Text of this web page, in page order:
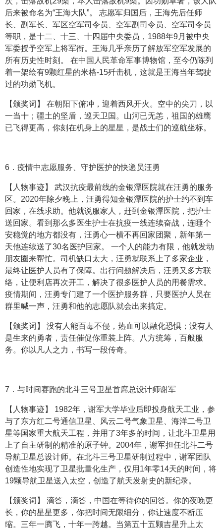
后来被命名为“王海大队”。 志愿军归国后，王海先后任师
长、副军长、军区空军司令员、空军副司令员、空军司令员
等职，是十二、十三、十四届中央委员，1988年9月被中央
军委授予空军上将军衔。王海几乎亲历了解放军空军发展的
所有历史性时刻。 在中国人民革命军事博物馆，至今仍陈列
着一架绘有9颗红星的米格-15歼击机，这就是王海当年驾驶
过的功勋飞机。
【颁奖词】 在朝阳下俯冲，迎着西风开火。空中的尖刀，以
一当十；疆土的坚盾，巡天卫国。山河已无恙，祖国的雄鹰
已飞得更高，你刻在机身上的星星，是战士们的巡航坐标。
6．疫情中志愿服务、守护医护的快递员汪勇
【人物事迹】 武汉抗疫最前线的金银潭医院就在汪勇的服务
区。2020年除夕晚上，汪勇得知金银潭医院的护士约不到车
回家，在线求助。他就说服家人，赶到金银潭医院，把护士
送回家。看到那么多医生护士在抗疫一线连续奋战，连睡个
安稳觉的地方都没有，汪勇心一横不再回家团聚，新年第一
天他连续送了30名医护回家。 一个人的能力有限，他就发动
朋友圈来帮忙。司机缺口太大，汪勇就联系上了多家企业，
最终让医护人员有了保障。出行问题解决后，汪勇又多方联
络，让便利店再次开工，解决了很多医护人员的用餐需求。
疫情期间，汪勇专门建了一个医护服务群，只要医护人员在
群里喊一声，汪勇和他的志愿队就会出来搞定。
【颁奖词】 没有人能百毒不侵，热血可以融化恐惧；没有人
是生来的勇者，责任催促你重装上阵。八方统筹，百般服
务。你以凡人之力，书写一段传奇。
7．与时间赛跑的北斗三号卫星首席总设计师谢军
【人物事迹】 1982年，谢军大学毕业后即投身航天工业，参
与了东方红二号通信卫星、风云二号气象卫星、海洋二号卫
星等国家重大航天工程，并用了3年多的时间，让北斗卫星用
上了自主研制的精准的原子钟。2004年，谢军担任北斗二号
导航卫星总设计师。在北斗三号卫星研制过程中，谢军团队
创造性地实现了卫星批量化生产，仅用1年零14天的时间，将
19颗导航卫星送入太空，创造了航天发射史的新纪录。
【颁奖词】 滴答，滴答，中国在等待你的回答。你的夜晚更
长，你的星星更多，你把时间无限细分，你让速度不断压
缩。三年一腾飞，十年一跨越。当第五十五颗吉星升上太